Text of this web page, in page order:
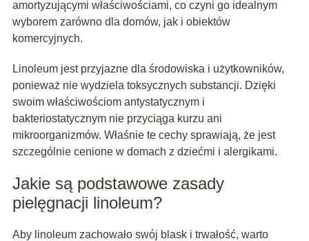
amortyzującymi właściwościami, co czyni go idealnym
wyborem zarówno dla domów, jak i obiektów
komercyjnych.
Linoleum jest przyjazne dla środowiska i użytkowników,
ponieważ nie wydziela toksycznych substancji. Dzięki
swoim właściwościom antystatycznym i
bakteriostatycznym nie przyciąga kurzu ani
mikroorganizmów. Właśnie te cechy sprawiają, że jest
szczególnie cenione w domach z dziećmi i alergikami.
Jakie są podstawowe zasady
pielęgnacji linoleum?
Aby linoleum zachowało swój blask i trwałość, warto